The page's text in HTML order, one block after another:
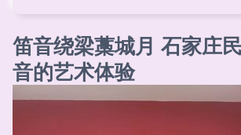
笛音绕梁藁城月 石家庄
音的艺术体验